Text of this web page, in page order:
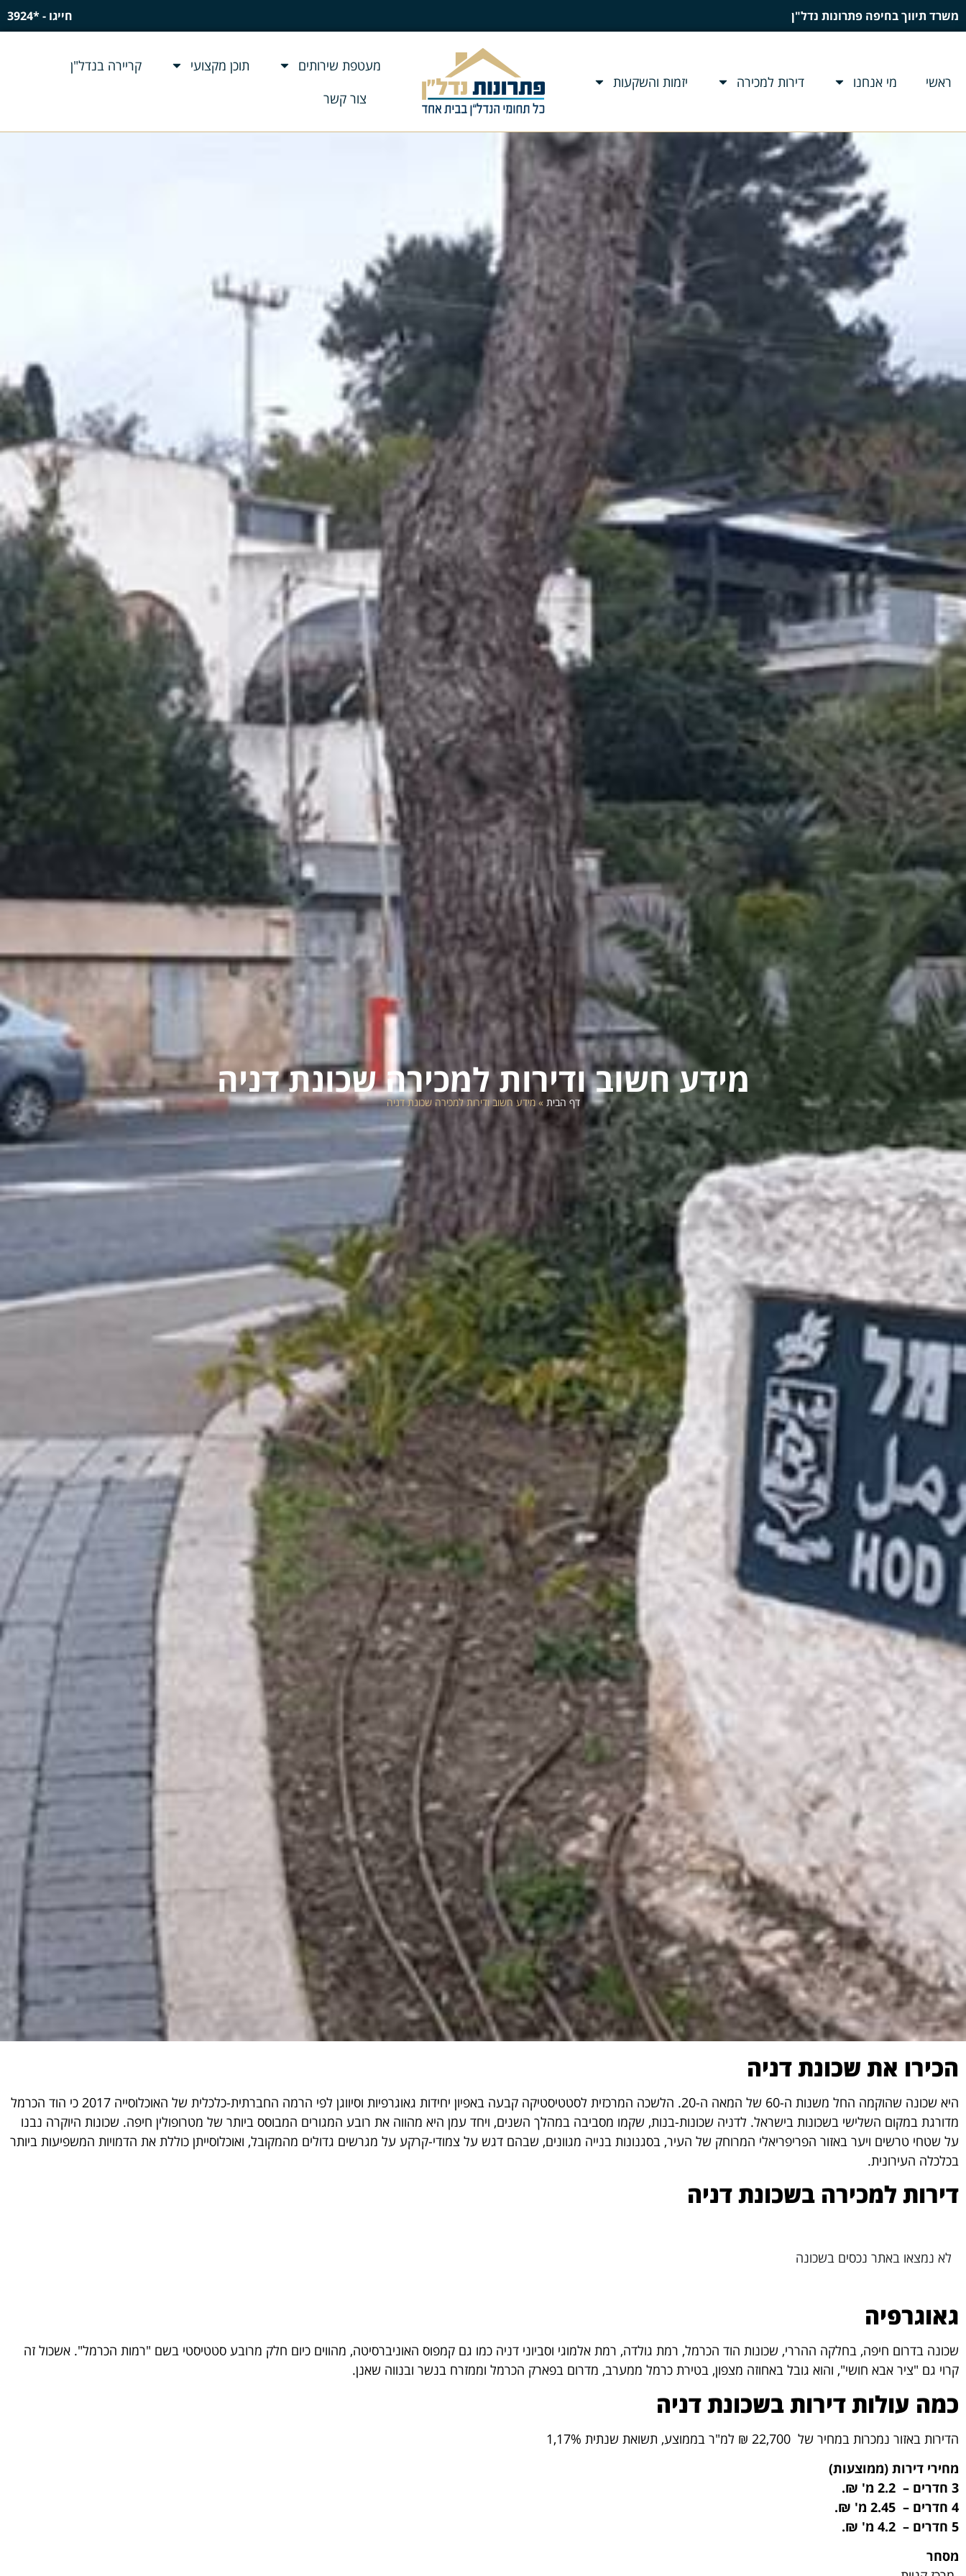
משרד תיווך בחיפה פתרונות נדל"ן חייגו - *3924
ראשי מי אנחנו דירות למכירה יזמות והשקעות
מעטפת שירותים תוכן מקצועי
קריירה בנדל"ן
צור קשר
מידע חשוב ודירות למכירה שכונת דניה
דף הבית »מידע חשוב ודירות למכירה שכונת דניה
הכירו את שכונת דניה
היא שכונה שהוקמה החל משנות ה-60 של המאה ה-20. הלשכה המרכזית לסטטיסטיקה קבעה באפיון יחידות גאוגרפיות וסיווגן לפי הרמה החברתית-כלכלית של האוכלוסייה 2017 כי הוד הכרמל
מדורגת במקום השלישי בשכונות בישראל. לדניה שכונות-בנות, שקמו מסביבה במהלך השנים, ויחד עמן היא מהווה את רובע המגורים המבוסס ביותר של מטרופולין חיפה. שכונות היוקרה נבנו
על שטחי טרשים ויער באזור הפריפריאלי המרוחק של העיר, בסגנונות בנייה מגוונים, שבהם דגש על צמודי-קרקע על מגרשים גדולים מהמקובל, ואוכלוסייתן כוללת את הדמויות המשפיעות ביותר
בכלכלה העירונית.
דירות למכירה בשכונת דניה
לא נמצאו באתר נכסים בשכונה
גאוגרפיה
שכונה בדרום חיפה, בחלקה ההררי, שכונות הוד הכרמל, רמת גולדה, רמת אלמוגי וסביוני דניה כמו גם קמפוס האוניברסיטה, מהווים כיום חלק מרובע סטטיסטי בשם "רמות הכרמל". אשכול זה
קרוי גם "ציר אבא חושי", והוא גובל באחוזה מצפון, בטירת כרמל ממערב, מדרום בפארק הכרמל וממזרח בנשר ובנווה שאנן.
כמה עולות דירות בשכונת דניה
הדירות באזור נמכרות במחיר של 22,700 ₪ למ"ר בממוצע, תשואת שנתית 1,17%
מחירי דירות (ממוצעות)
3 חדרים – 2.2 מ' ₪.
4 חדרים – 2.45 מ' ₪.
5 חדרים – 4.2 מ' ₪.
מסחר